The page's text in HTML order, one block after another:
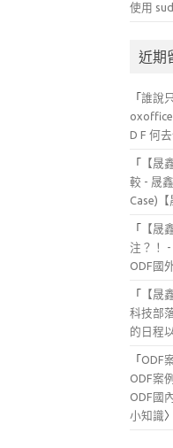
使用
近期
「誰說
D F 何
「
【晟
較 - 晟
Case)
「
【晟
注？！
ODF國
「
【晟
科技部
的日程
「ODF
ODF案
ODF國
小知識